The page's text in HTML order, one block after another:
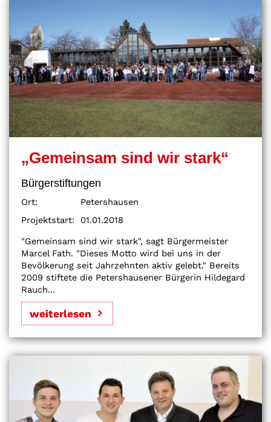
„Gemeinsam sind wir stark“
Bürgerstiftungen
Ort:
Petershausen
Projektstart:
01.01.2018
"Gemeinsam sind wir stark", sagt Bürgermeister
Marcel Fath. "Dieses Motto wird bei uns in der
Bevölkerung seit Jahrzehnten aktiv gelebt." Bereits
2009 stiftete die Petershausener Bürgerin Hildegard
Rauch...
weiterlesen